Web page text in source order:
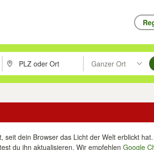
mit den Pfeiltasten nach oben/unten
PLZ oder Ort eingeben. Eingabetaste drücken
Ganzer Ort
Suche im Umkreis
seit dein Browser das Licht der Welt erblickt
du ihn aktualisieren. Wir empfehlenGoogle